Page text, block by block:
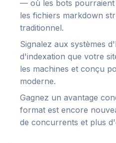
— où les bots pourraient
les fichiers markdown
traditionnel.
Signalez aux systèmes
d'indexation que votre
les machines et conçu
moderne.
Gagnez un avantage
format est encore
de concurrents et plus